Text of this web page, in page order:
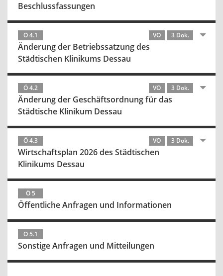
Beschlussfassungen
Ö 4.1 VO 3 Dok.
Änderung der Betriebssatzung des
Städtischen Klinikums Dessau
Ö 4.2 VO 3 Dok.
Änderung der Geschäftsordnung für das
Städtische Klinikum Dessau
Ö 4.3 VO 3 Dok.
Wirtschaftsplan 2026 des Städtischen
Klinikums Dessau
Ö 5
Öffentliche Anfragen und Informationen
Ö 5.1
Sonstige Anfragen und Mitteilungen